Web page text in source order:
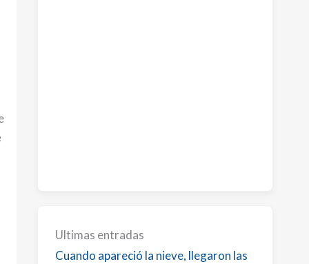
Ultimas entradas
Cuando apareció la nieve, llegaron las